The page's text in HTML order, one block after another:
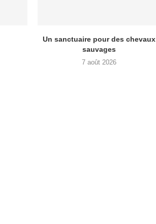
Un sanctuaire pour des chevaux
sauvages
7 août 2026